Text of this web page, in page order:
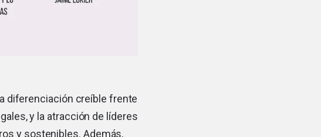
diferenciación creíble frente
y la atracción de líderes
y sostenibles. Además,